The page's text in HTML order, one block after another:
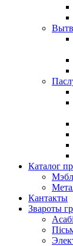
Каталог
Кантакты
Звароты